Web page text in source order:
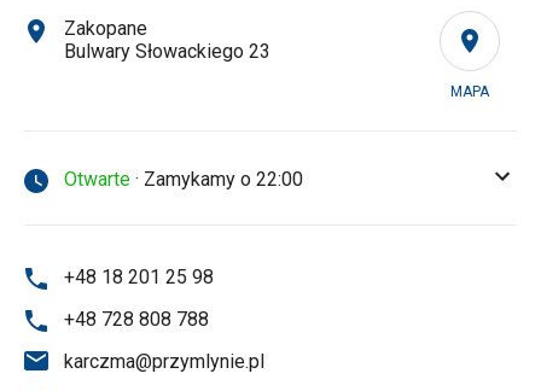
MAPA
Zakopane
Bulwary Słowackiego 23
Otwarte · Zamykamy o 22:00
+48 18 201 25 98
+48 728 808 788
karczma@przymlynie.pl